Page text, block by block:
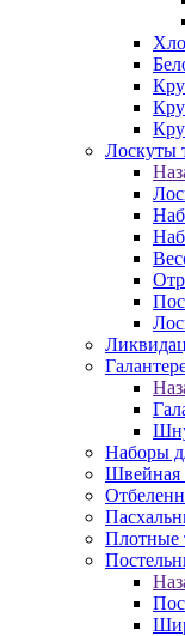
Лоскуты
Наборы
Швейная
Плотные